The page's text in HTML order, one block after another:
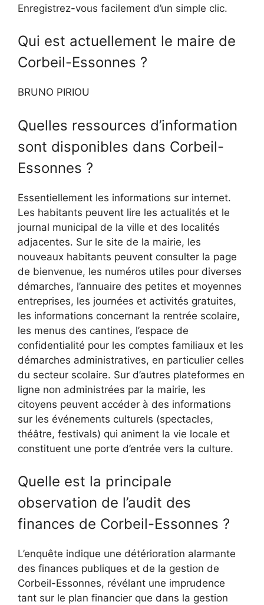
Enregistrez-vous facilement d’un simple clic.
Qui est actuellement le maire de
Corbeil-Essonnes ?
BRUNO PIRIOU
Quelles ressources d’information
sont disponibles dans Corbeil-
Essonnes ?
Essentiellement les informations sur internet.
Les habitants peuvent lire les actualités et le
journal municipal de la ville et des localités
adjacentes. Sur le site de la mairie, les
nouveaux habitants peuvent consulter la page
de bienvenue, les numéros utiles pour diverses
démarches, l’annuaire des petites et moyennes
entreprises, les journées et activités gratuites,
les informations concernant la rentrée scolaire,
les menus des cantines, l’espace de
confidentialité pour les comptes familiaux et les
démarches administratives, en particulier celles
du secteur scolaire. Sur d’autres plateformes en
ligne non administrées par la mairie, les
citoyens peuvent accéder à des informations
sur les événements culturels (spectacles,
théâtre, festivals) qui animent la vie locale et
constituent une porte d’entrée vers la culture.
Quelle est la principale
observation de l’audit des
finances de Corbeil-Essonnes ?
L’enquête indique une détérioration alarmante
des finances publiques et de la gestion de
Corbeil-Essonnes, révélant une imprudence
tant sur le plan financier que dans la gestion